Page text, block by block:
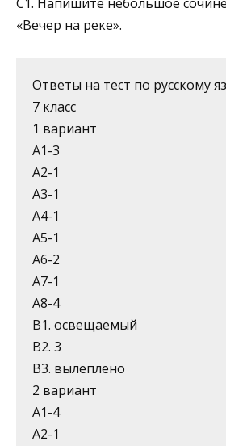
«Вечер на реке».
Ответы на тест по русскому
7 класс
1 вариант
А1-3
А2-1
А3-1
А4-1
А5-1
А6-2
А7-1
А8-4
В1. освещаемый
В2. 3
В3. вылеплено
2 вариант
А1-4
А2-1